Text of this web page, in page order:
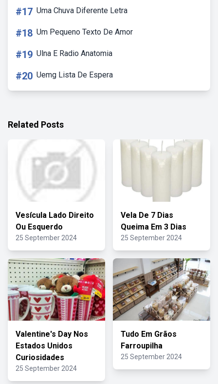
#17 Uma Chuva Diferente Letra
#18 Um Pequeno Texto De Amor
#19 Ulna E Radio Anatomia
#20 Uemg Lista De Espera
Related Posts
Vesícula Lado Direito
Ou Esquerdo
25 September 2024
Vela De 7 Dias
Queima Em 3 Dias
25 September 2024
Valentine's Day Nos
Estados Unidos
Curiosidades
25 September 2024
Tudo Em Grãos
Farroupilha
25 September 2024